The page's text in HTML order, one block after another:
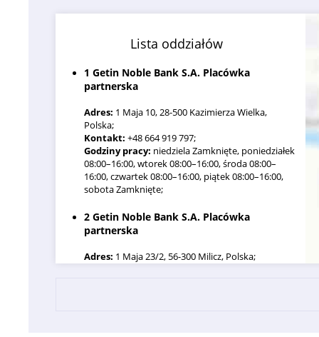
Lista oddziałów
1 Getin Noble Bank S.A. Placówka
partnerska
Adres: 1 Maja 10, 28-500 Kazimierza Wielka,
Polska;
Kontakt: +48 664 919 797;
Godziny pracy: niedziela Zamknięte, poniedziałek
08:00–16:00, wtorek 08:00–16:00, środa 08:00–
16:00, czwartek 08:00–16:00, piątek 08:00–16:00,
sobota Zamknięte;
2 Getin Noble Bank S.A. Placówka
partnerska
Adres: 1 Maja 23/2, 56-300 Milicz, Polska;